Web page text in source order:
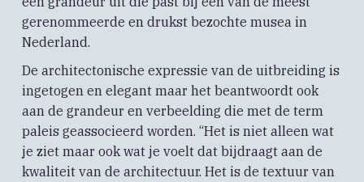
gerenommeerde en drukst bezochte musea in
Nederland.
De architectonische expressie van de uitbreiding is
ingetogen en elegant maar het beantwoordt ook
aan de grandeur en verbeelding die met de term
paleis geassocieerd worden. “Het is niet alleen wat
je ziet maar ook wat je voelt dat bijdraagt aan de
kwaliteit van de architectuur. Het is de textuur van